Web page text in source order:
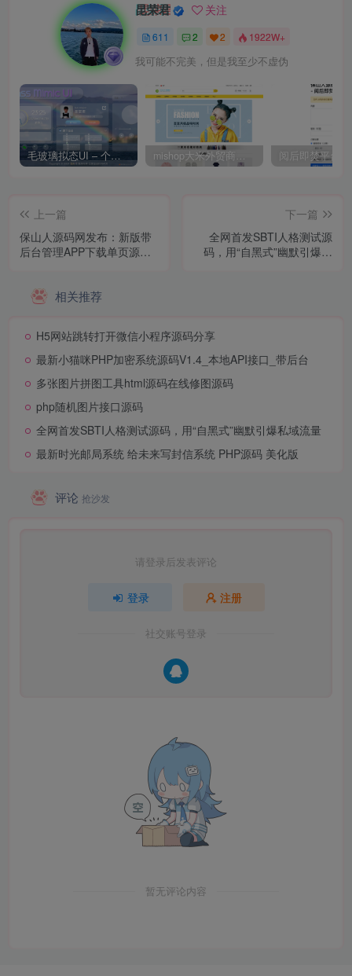
昆荣君 关注
611 2 2 1922W+
我可能不完美，但是我至少不虚伪
毛玻璃拟态UI – 个人主页（开源版） mishop大米外贸商城系统133种语言版本
上一篇
保山人源码网发布：新版带
后台管理APP下载单页源
下一篇
全网首发SBTI人格测试源
码，用“自黑式”幽默引爆私
相关推荐
H5网站跳转打开微信小程序源码分享
最新小猫咪PHP加密系统源码V1.4_本地API接口_带后台
多张图片拼图工具html源码在线修图源码
php随机图片接口源码
全网首发SBTI人格测试源码，用“自黑式”幽默引爆私域流量
最新时光邮局系统 给未来写封信系统 PHP源码 美化版
评论 抢沙发
请登录后发表评论
登录 注册
社交账号登录
暂无评论内容